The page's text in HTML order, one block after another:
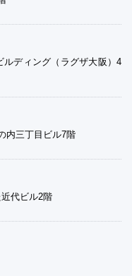
ルディング（ラグザ大阪）4
内三丁目ビル7階
代ビル2階